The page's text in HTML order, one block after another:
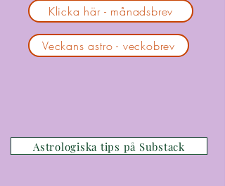
Klicka här - månadsbrev
Veckans astro - veckobrev
Astrologiska tips på Substack